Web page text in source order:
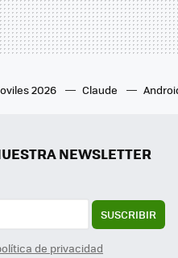
2026 Claude
NEWSLETTER
SUSCRIBIR
de privacidad